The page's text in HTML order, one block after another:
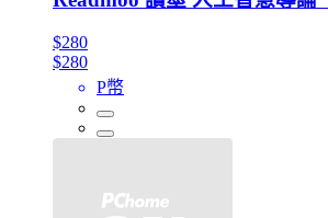
$280
$280
P幣